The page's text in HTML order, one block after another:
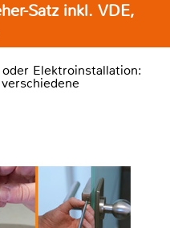
Satz inkl. VDE,
Elektroinstallation: